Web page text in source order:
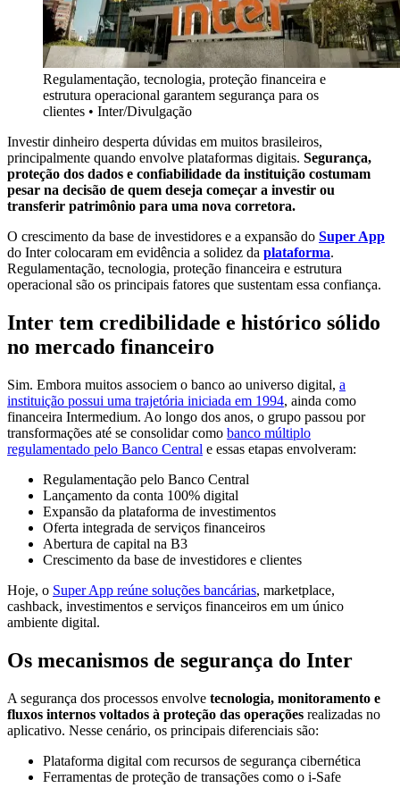
Regulamentação, tecnologia, proteção financeira e
estrutura operacional garantem segurança para os
clientes • Inter/Divulgação
Investir dinheiro desperta dúvidas em muitos brasileiros,
principalmente quando envolve plataformas digitais. Segurança,
proteção dos dados e confiabilidade da instituição costumam
pesar na decisão de quem deseja começar a investir ou
transferir patrimônio para uma nova corretora.
O crescimento da base de investidores e a expansão do Super App
do Inter colocaram em evidência a solidez da plataforma.
Regulamentação, tecnologia, proteção financeira e estrutura
operacional são os principais fatores que sustentam essa confiança.
Inter tem credibilidade e histórico sólido
no mercado financeiro
Sim. Embora muitos associem o banco ao universo digital, a
instituição possui uma trajetória iniciada em 1994, ainda como
financeira Intermedium. Ao longo dos anos, o grupo passou por
transformações até se consolidar como banco múltiplo
regulamentado pelo Banco Central e essas etapas envolveram:
Regulamentação pelo Banco Central
Lançamento da conta 100% digital
Expansão da plataforma de investimentos
Oferta integrada de serviços financeiros
Abertura de capital na B3
Crescimento da base de investidores e clientes
Hoje, o Super App reúne soluções bancárias, marketplace,
cashback, investimentos e serviços financeiros em um único
ambiente digital.
Os mecanismos de segurança do Inter
A segurança dos processos envolve tecnologia, monitoramento e
fluxos internos voltados à proteção das operações realizadas no
aplicativo. Nesse cenário, os principais diferenciais são:
Plataforma digital com recursos de segurança cibernética
Ferramentas de proteção de transações como o i-Safe